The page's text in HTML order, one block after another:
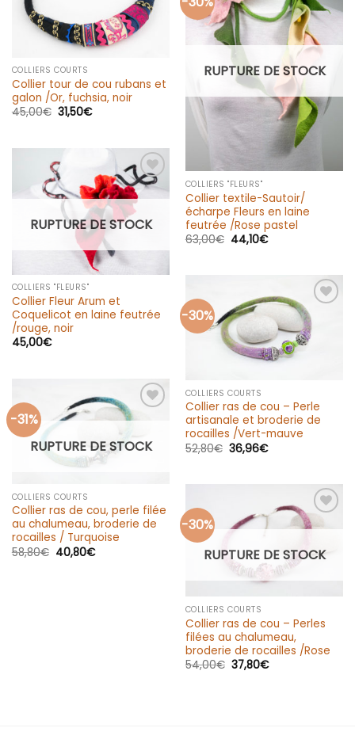
COLLIERS COURTS
Collier tour de cou rubans et
galon /Or, fuchsia, noir
45,00€ 31,50€
à la liste
d’envies
RUPTURE DE STOCK
COLLIERS "FLEURS"
Collier textile-Sautoir/
écharpe Fleurs en laine
feutrée /Rose pastel
63,00€ 44,10€
Ajouter
à la liste
d’envies
RUPTURE DE STOCK
COLLIERS "FLEURS"
Collier Fleur Arum et
Coquelicot en laine feutrée
/rouge, noir
45,00€
-30%
Ajouter
à la liste
d’envies
COLLIERS COURTS
Collier ras de cou – Perle
artisanale et broderie de
rocailles /Vert-mauve
52,80€ 36,96€
-31%
Ajouter
d’envies
RUPTURE DE STOCK
COLLIERS COURTS
Collier ras de cou, perle filée
au chalumeau, broderie de
rocailles / Turquoise
58,80€ 40,80€
-30%
Ajouter
RUPTURE DE STOCK
COLLIERS COURTS
Collier ras de cou – Perles
filées au chalumeau,
broderie de rocailles /Rose
54,00€ 37,80€